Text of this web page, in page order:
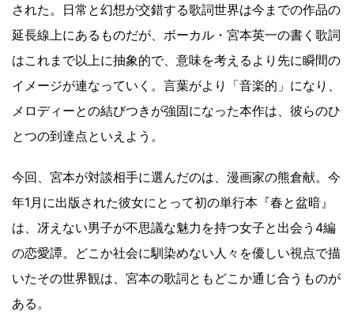
された。日常と幻想が交錯する歌詞世界は今までの作品の
延長線上にあるものだが、ボーカル・宮本英一の書く歌詞
はこれまで以上に抽象的で、意味を考えるより先に瞬間の
イメージが連なっていく。言葉がより「音楽的」になり、
メロディーとの結びつきが強固になった本作は、彼らのひ
とつの到達点といえよう。
今回、宮本が対談相手に選んだのは、漫画家の熊倉献。今
年1月に出版された彼女にとって初の単行本『春と盆暗』
は、冴えない男子が不思議な魅力を持つ女子と出会う4編
の恋愛譚。どこか社会に馴染めない人々を優しい視点で描
いたその世界観は、宮本の歌詞ともどこか通じ合うものが
ある。